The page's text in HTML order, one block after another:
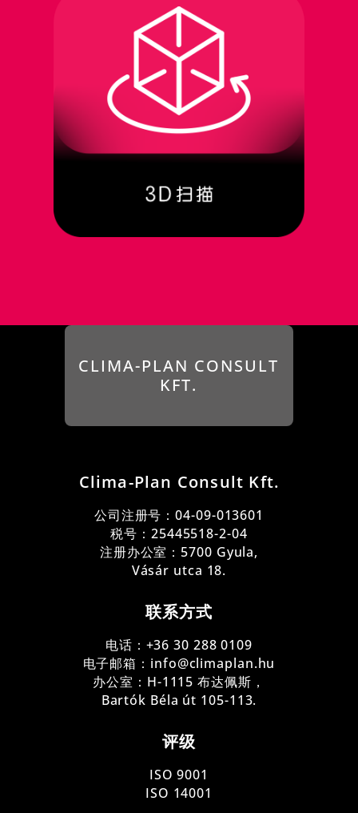
CLIMA-PLAN CONSULT
KFT.
Clima-Plan Consult Kft.
公司注册号：04-09-013601
税号：25445518-2-04
注册办公室：5700 Gyula,
Vásár utca 18.
联系方式
电话：+36 30 288 0109
电子邮箱：info@climaplan.hu
办公室：H-1115 布达佩斯，
Bartók Béla út 105-113.
评级
ISO 9001
ISO 14001